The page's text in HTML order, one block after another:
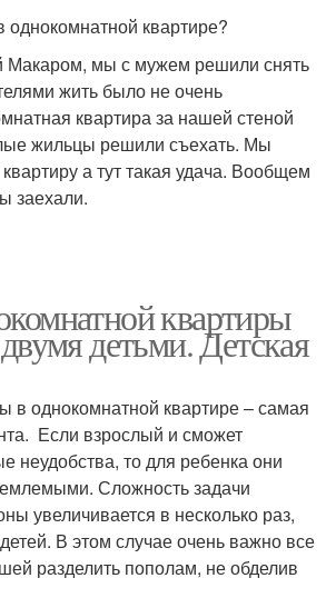
квартире?
Макаром, мы с мужем решили снять
жить было не очень
квартира за нашей стеной
жильцы решили съехать. Мы
а тут такая удача. Вообщем
заехали.
квартиры
детьми. Детская
в однокомнатной квартире – самая
Если взрослый и сможет
неудобства, то для ребенка они
Сложность задачи
увеличивается в несколько раз,
В этом случае очень важно все
разделить пополам, не обделив